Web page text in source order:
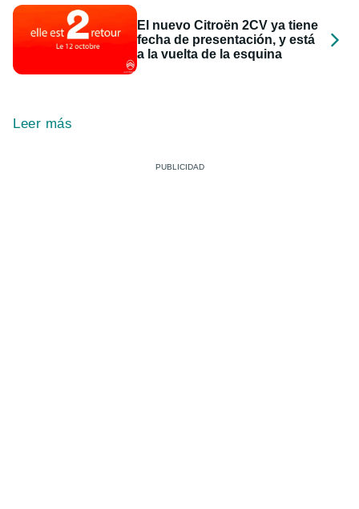
El nuevo Citroën 2CV ya tiene
fecha de presentación, y está
a la vuelta de la esquina
Leer más